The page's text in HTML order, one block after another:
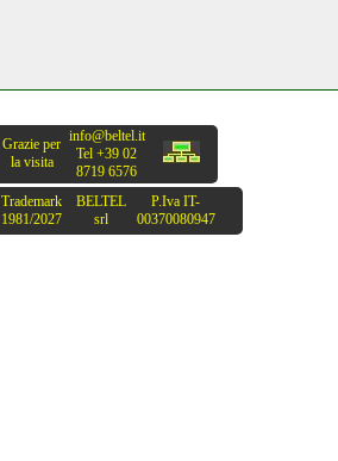
Grazie per
la visita
info@beltel.it
Tel +39 02
8719 6576
Trademark
1981/2027
BELTEL
srl
P.Iva IT-
00370080947